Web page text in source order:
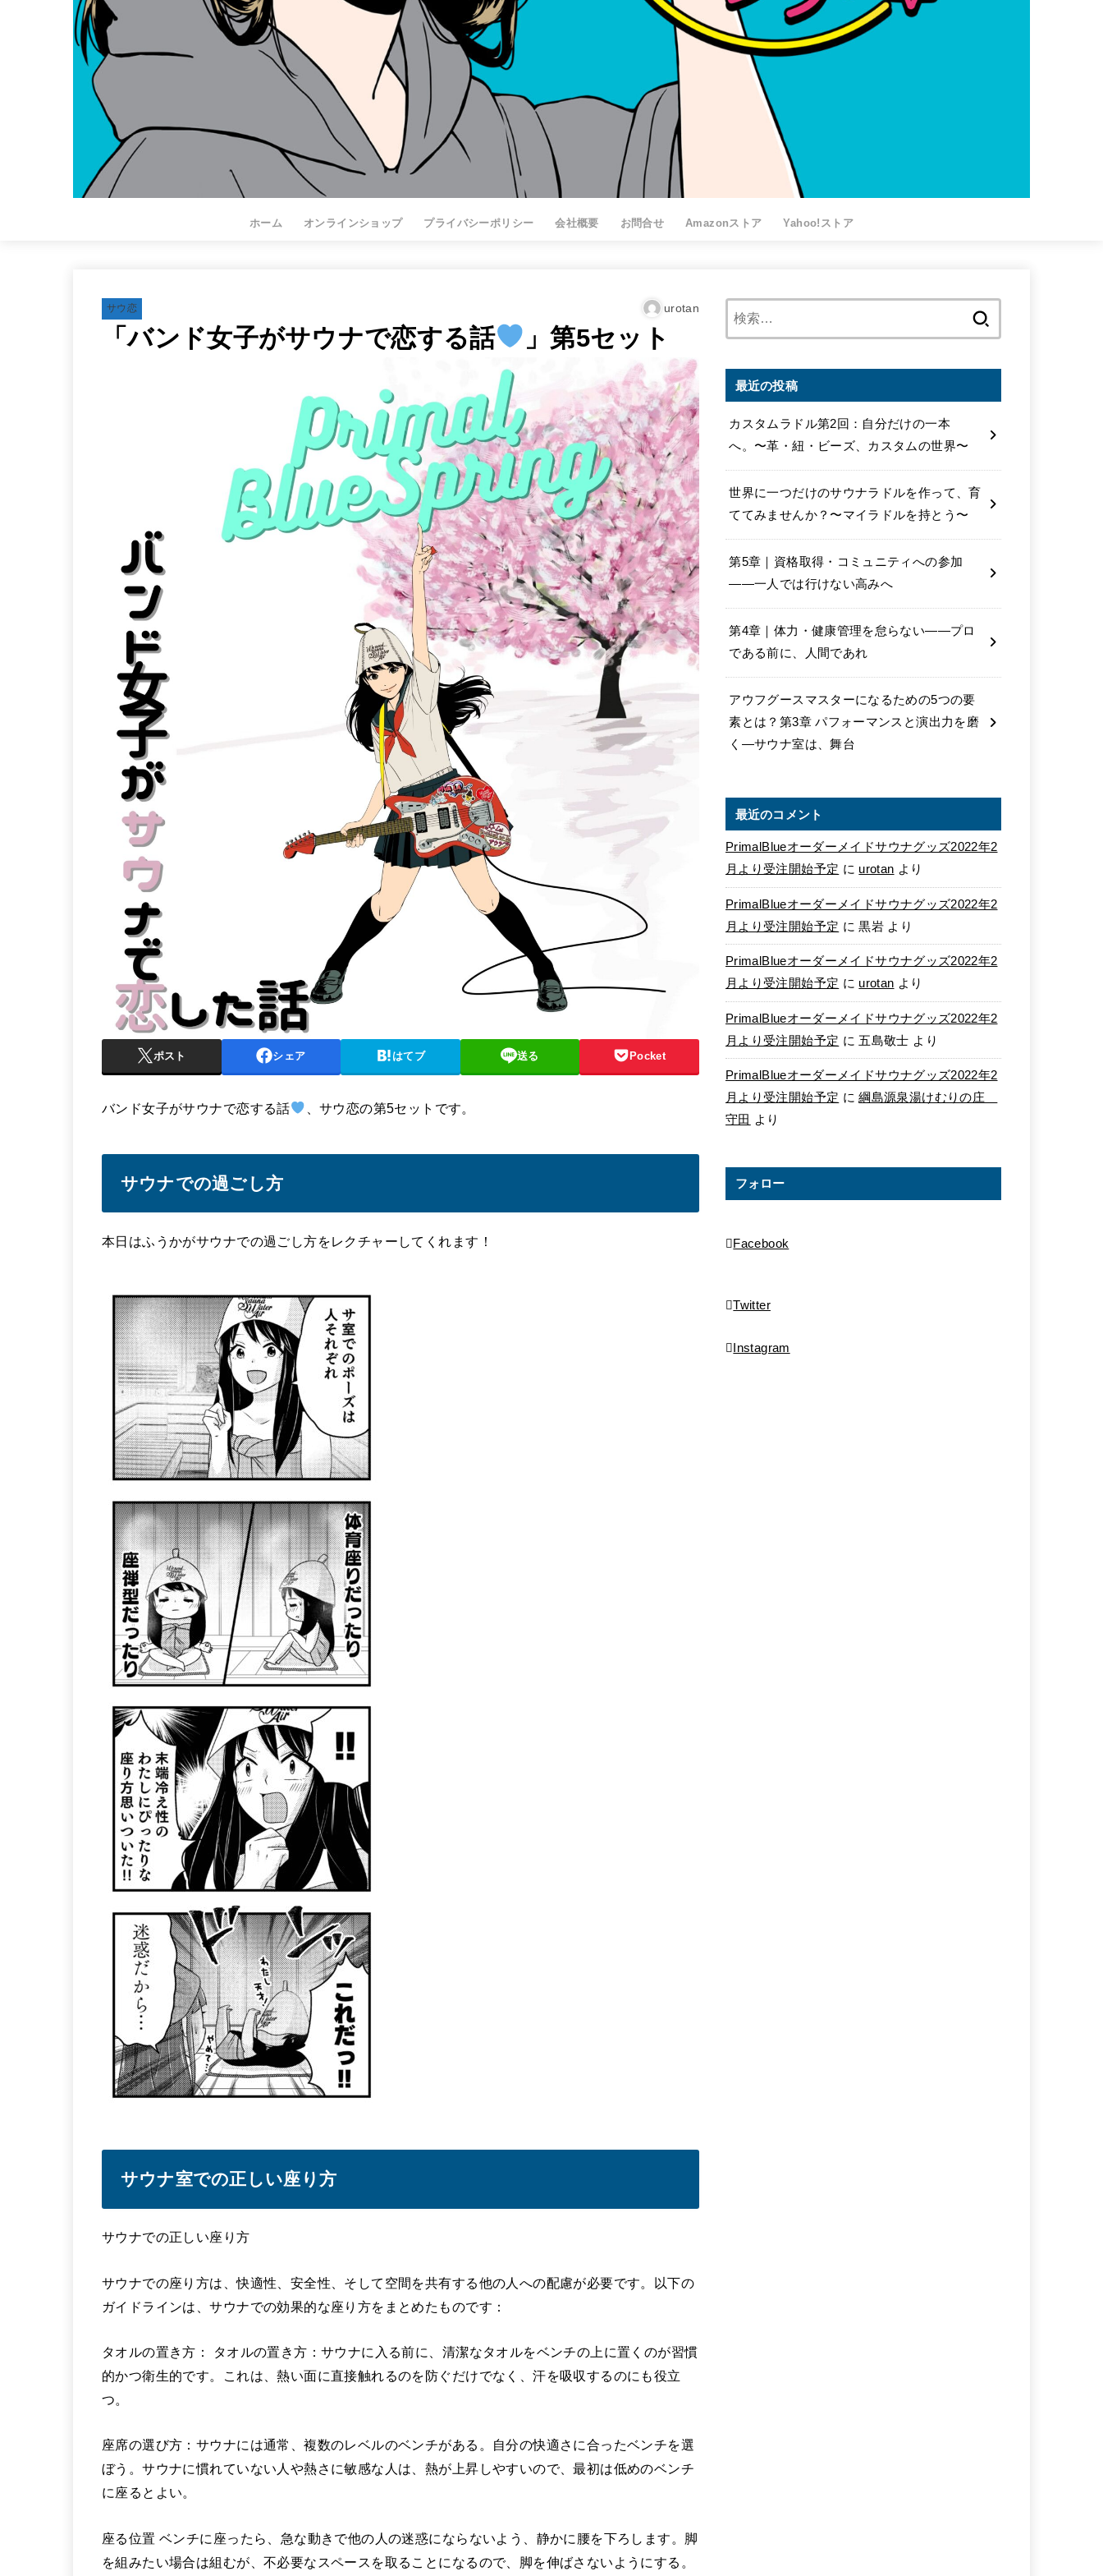
ホーム オンラインショップ プライバシーポリシー 会社概要 お問合せ Amazonストア Yahoo!ストア
サウ恋 urotan
「バンド女子がサウナで恋する話 」第5セット
ポスト シェア はてブ 送る Pocket
バンド女子がサウナで恋する話 、サウ恋の第5セットです。
サウナでの過ごし方
本日はふうかがサウナでの過ごし方をレクチャーしてくれます！
サウナ室での正しい座り方
サウナでの正しい座り方
サウナでの座り方は、快適性、安全性、そして空間を共有する他の人への配慮が必要です。以下の
ガイドラインは、サウナでの効果的な座り方をまとめたものです：
タオルの置き方： タオルの置き方：サウナに入る前に、清潔なタオルをベンチの上に置くのが習慣
的かつ衛生的です。これは、熱い面に直接触れるのを防ぐだけでなく、汗を吸収するのにも役立
つ。
座席の選び方：サウナには通常、複数のレベルのベンチがある。自分の快適さに合ったベンチを選
ぼう。サウナに慣れていない人や熱さに敏感な人は、熱が上昇しやすいので、最初は低めのベンチ
に座るとよい。
座る位置 ベンチに座ったら、急な動きで他の人の迷惑にならないよう、静かに腰を下ろします。脚
を組みたい場合は組むが、不必要なスペースを取ることになるので、脚を伸ばさないようにする。
最近の投稿
カスタムラドル第2回：自分だけの一本
へ。〜革・紐・ビーズ、カスタムの世界〜
世界に一つだけのサウナラドルを作って、育
ててみませんか？〜マイラドルを持とう〜
第5章｜資格取得・コミュニティへの参加
――一人では行けない高みへ
第4章｜体力・健康管理を怠らない――プロ
である前に、人間であれ
アウフグースマスターになるための5つの要
素とは？第3章 パフォーマンスと演出力を磨
く―サウナ室は、舞台
最近のコメント
PrimalBlueオーダーメイドサウナグッズ2022年2
月より受注開始予定 に urotan より
PrimalBlueオーダーメイドサウナグッズ2022年2
月より受注開始予定 に黒岩 より
PrimalBlueオーダーメイドサウナグッズ2022年2
月より受注開始予定 に urotan より
PrimalBlueオーダーメイドサウナグッズ2022年2
月より受注開始予定 に 五島敬士 より
PrimalBlueオーダーメイドサウナグッズ2022年2
月より受注開始予定 に綱島源泉湯けむりの庄
守田
より
フォロー
Facebook
Twitter
Instagram